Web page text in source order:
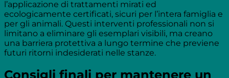
l’applicazione di trattamenti mirati ed
ecologicamente certificati, sicuri per l’intera famiglia e
per gli animali. Questi interventi professionali non si
limitano a eliminare gli esemplari visibili, ma creano
una barriera protettiva a lungo termine che previene
futuri ritorni indesiderati nelle stanze.
Consigli finali per mantenere un